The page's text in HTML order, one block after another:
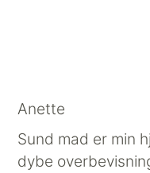
Anette
Sund mad er min
dybe